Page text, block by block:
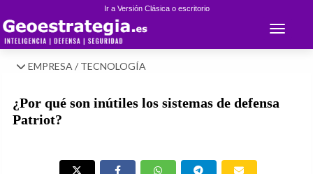
Ir a Versión Clásica o escritorio
Toggle
EMPRESA / TECNOLOGÍA
¿Por qué son inútiles los sistemas de defensa
Patriot?